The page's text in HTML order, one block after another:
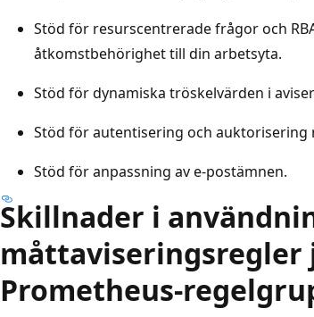
Stöd för resurscentrerade frågor och
åtkomstbehörighet till din arbetsyta.
Stöd för dynamiska tröskelvärden i
Stöd för autentisering och auktorisering
Stöd för anpassning av e-postämnen.
Skillnader i
måttaviseringsregler
Prometheus-